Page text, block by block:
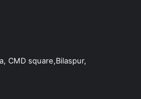
CMD square,Bilaspur,